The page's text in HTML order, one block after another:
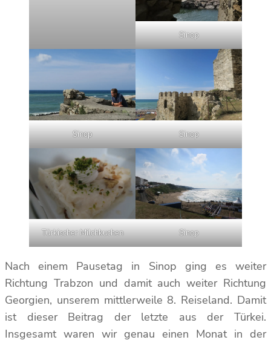
Sinop
Sinop Sinop
Türkischer Milchkuchen Sinop
Nach einem Pausetag in Sinop ging es weiter
Richtung Trabzon und damit auch weiter Richtung
Georgien, unserem mittlerweile 8. Reiseland. Damit
ist dieser Beitrag der letzte aus der Türkei.
Insgesamt waren wir genau einen Monat in der